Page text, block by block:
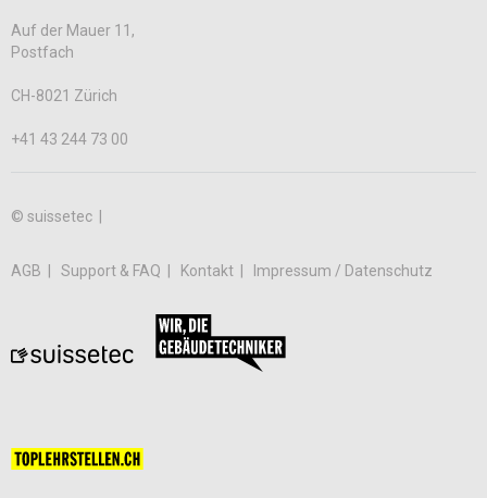
Auf der Mauer 11,
Postfach
CH-8021 Zürich
+41 43 244 73 00
© suissetec |
AGB Support & FAQ Kontakt Impressum / Datenschutz